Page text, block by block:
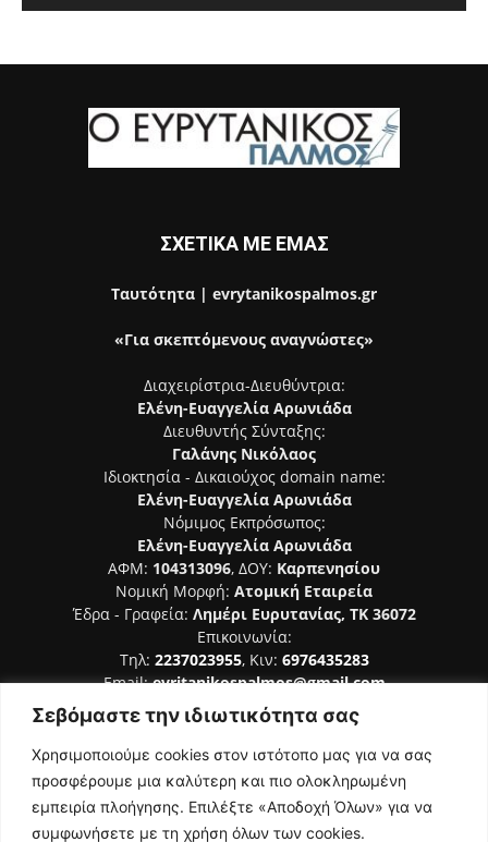
Σεβόμαστε την ιδιωτικότητα σας
Χρησιμοποιούμε cookies στον ιστότοπο μας για να σας
προσφέρουμε μια καλύτερη και πιο ολοκληρωμένη
εμπειρία πλοήγησης. Επιλέξτε «Αποδοχή Όλων» για να
συμφωνήσετε με τη χρήση όλων των cookies.
ΣΧΕΤΙΚΑ ΜΕ ΕΜΑΣ
Ταυτότητα | evrytanikospalmos.gr
«Για σκεπτόμενους αναγνώστες»
Διαχειρίστρια-Διευθύντρια:
Ελένη-Ευαγγελία Αρωνιάδα
Διευθυντής Σύνταξης:
Γαλάνης Νικόλαος
Ιδιοκτησία - Δικαιούχος domain name:
Ελένη-Ευαγγελία Αρωνιάδα
Νόμιμος Εκπρόσωπος:
Ελένη-Ευαγγελία Αρωνιάδα
ΑΦΜ: 104313096, ΔΟΥ: Καρπενησίου
Νομική Μορφή: Ατομική Εταιρεία
Έδρα - Γραφεία: Λημέρι Ευρυτανίας, ΤΚ 36072
Επικοινωνία:
Τηλ: 2237023955, Κιν: 6976435283
Email:evritanikospalmos@gmail.com
Αριθμός Πιστοποίησης Μ.Η.Τ. 242044